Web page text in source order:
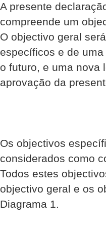
A presente
compreende um
O objectivo geral
específicos e de
o futuro, e uma nova
aprovação da
Os objectivos
considerados como
Todos estes
objectivo geral e os
Diagrama 1.